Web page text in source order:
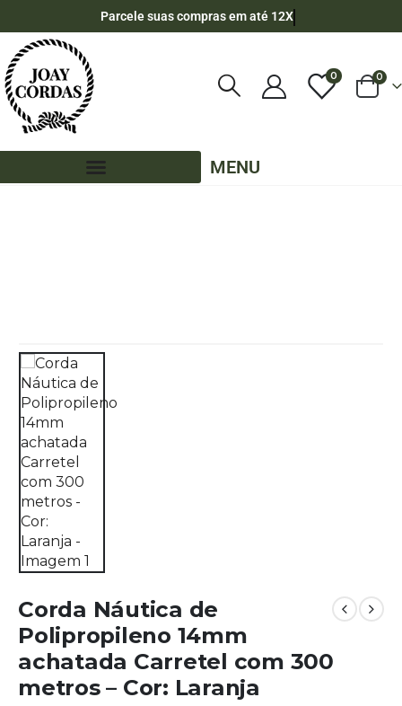
Parcele suas compras em até 12X
0 0
MENU
Corda Náutica de
Polipropileno 14mm
achatada Carretel com 300
metros – Cor: Laranja